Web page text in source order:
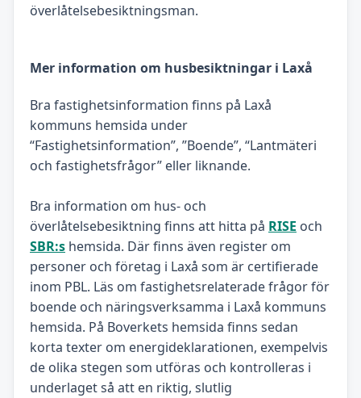
överlåtelsebesiktningsman.
Mer information om husbesiktningar i Laxå
Bra fastighetsinformation finns på Laxå
kommuns hemsida under
“Fastighetsinformation”, ”Boende”, “Lantmäteri
och fastighetsfrågor” eller liknande.
Bra information om hus- och
överlåtelsebesiktning finns att hitta på RISE och
SBR:s hemsida. Där finns även register om
personer och företag i Laxå som är certifierade
inom PBL. Läs om fastighetsrelaterade frågor för
boende och näringsverksamma i Laxå kommuns
hemsida. På Boverkets hemsida finns sedan
korta texter om energideklarationen, exempelvis
de olika stegen som utföras och kontrolleras i
underlaget så att en riktig, slutlig